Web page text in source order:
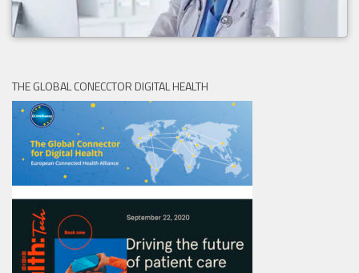
THE GLOBAL CONECCTOR DIGITAL HEALTH